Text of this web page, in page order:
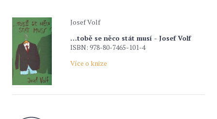
Josef Volf
…tobě se něco stát musí - Josef Volf
ISBN: 978-80-7465-101-4
Více o knize